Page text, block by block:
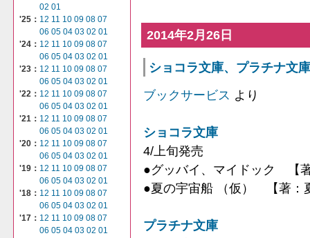
02 01
'25： 12 11 10 09 08 07
06 05 04 03 02 01
'24： 12 11 10 09 08 07
06 05 04 03 02 01
'23： 12 11 10 09 08 07
06 05 04 03 02 01
'22： 12 11 10 09 08 07
06 05 04 03 02 01
'21： 12 11 10 09 08 07
06 05 04 03 02 01
'20： 12 11 10 09 08 07
06 05 04 03 02 01
'19： 12 11 10 09 08 07
06 05 04 03 02 01
'18： 12 11 10 09 08 07
06 05 04 03 02 01
'17： 12 11 10 09 08 07
06 05 04 03 02 01
2014年2月26日
ショコラ文庫、プラチナ文
ブックサービス より
ショコラ文庫
4/上旬発売
●グッバイ、マイドック 【
●夏の宇宙船 （仮） 【著：
プラチナ文庫